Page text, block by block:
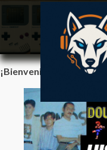
¡Bienvenidos,